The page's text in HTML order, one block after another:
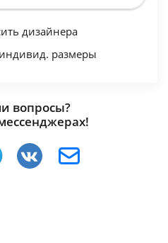
дизайнера
индивид. размеры
вопросы?